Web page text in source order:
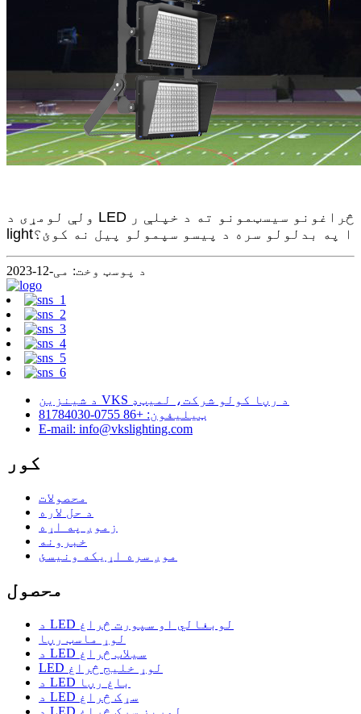
ولې لومړی د LED څراغونو سیسټمونو ته د خپلې ر
lightا په بدلولو سره د پیسو سپمولو پیل نه کوئ؟
د پوسټ وخت: می-12-2023
د شینزین VKS د رڼا کولو شرکت، لمیټډ
ټیلیفون: +86 0755-81784030
E-mail: info@vkslighting.com
کور
محصولات
د حل لاره
زموږ په اړه
خبرونه
موږ سره اړیکه ونیسئ
محصول
د LED لوبغالي او سپورت څراغ
لوړ ماسټ رڼا
د LED سیلاب څراغ
LED لوړ خلیج څراغ
د LED باغ رڼا
د LED سړک څراغ
د LED لمریز سړک څراغ